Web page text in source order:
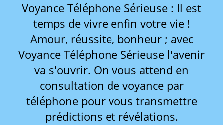
Voyance Téléphone Sérieuse : Il est
temps de vivre enfin votre vie !
Amour, réussite, bonheur ; avec
Voyance Téléphone Sérieuse l'avenir
va s'ouvrir. On vous attend en
consultation de voyance par
téléphone pour vous transmettre
prédictions et révélations.